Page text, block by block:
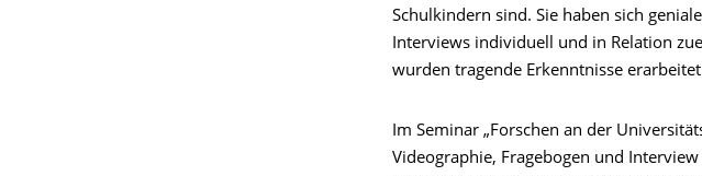
Schulkindern sind. Sie haben sich
Interviews individuell und in Relation
wurden tragende Erkenntnisse
Im Seminar „Forschen an der
Videographie, Fragebogen und